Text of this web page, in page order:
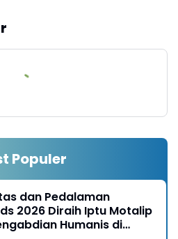
Populer
dan Pedalaman
2026 Diraih Iptu Motalip
Humanis di